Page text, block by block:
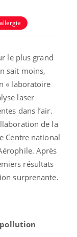
allergie
le plus grand
sait moins,
« laboratoire
laser
dans l’air.
de la
Centre national
Après
résultats
surprenante.